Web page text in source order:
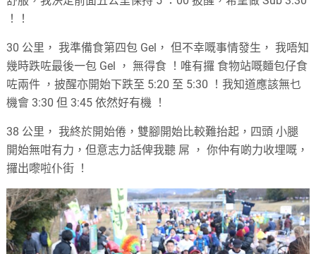
！！
30 公里， 我準備食第四包 Gel， 但不幸嘅事情發生， 我唔知
幾時跌咗最後一包 Gel ， 無得食 ！唯有攞 食物站嘅麵包仔食
咗兩件 ，披醒亦開始下跌至 5:20 至 5:30 ！我知道應該無乜
機會 3:30 但 3:45 依然好有機 ！
38 公里， 我終於開始倦，雙腳開始比較難抬起，四頭 小腿
開始無咁有力，但意志力話俾我聽 屌 ， 你仲有啲力收埋嘅，
攞出嚟啦仆街 ！